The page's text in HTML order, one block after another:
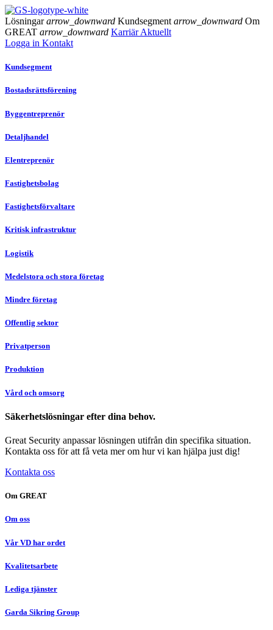
Lösningararrow_downward Kundsegment arrow_downward Om
GREAT arrow_downward KarriärAktuellt
Logga in Kontakt
Kundsegment
Bostadsrättsförening
Byggentreprenör
Detaljhandel
Elentreprenör
Fastighetsbolag
Fastighetsförvaltare
Kritisk infrastruktur
Logistik
Medelstora och stora företag
Mindre företag
Offentlig sektor
Privatperson
Produktion
Vård och omsorg
Säkerhetslösningar efter dina behov.
Great Security anpassar lösningen utifrån din specifika situation.
Kontakta oss för att få veta mer om hur vi kan hjälpa just dig!
Kontakta oss
Om GREAT
Om oss
Vår VD har ordet
Kvalitetsarbete
Lediga tjänster
Garda Sikring Group